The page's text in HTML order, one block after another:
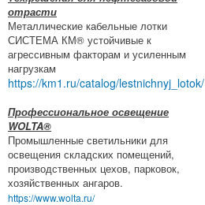
отрасти
Металлические кабельные лотки
СИСТЕМА КМ® устойчивые к
агрессивным факторам и усиленным
нагрузкам
https://km1.ru/catalog/lestnichnyj_lotok/
Профессиональное освещение
WOLTA®
Промышленные светильники для
освещения складских помещений,
производственных цехов, парковок,
хозяйственных ангаров.
https://www.wolta.ru/